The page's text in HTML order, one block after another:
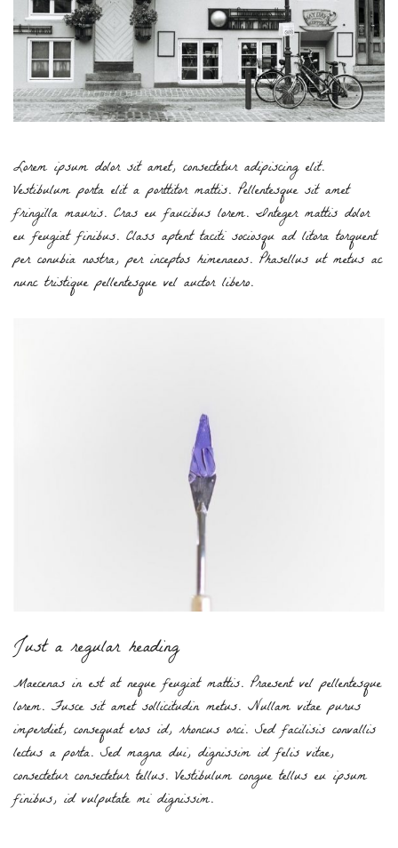
Lorem ipsum dolor sit amet, consectetur adipiscing elit.
Vestibulum porta elit a porttitor mattis. Pellentesque sit amet
fringilla mauris. Cras eu faucibus lorem. Integer mattis dolor
eu feugiat finibus. Class aptent taciti sociosqu ad litora torquent
per conubia nostra, per inceptos himenaeos. Phasellus ut metus ac
nunc tristique pellentesque vel auctor libero.
Just a regular heading
Maecenas in est at neque feugiat mattis. Praesent vel pellentesque
lorem. Fusce sit amet sollicitudin metus. Nullam vitae purus
imperdiet, consequat eros id, rhoncus orci. Sed facilisis convallis
lectus a porta. Sed magna dui, dignissim id felis vitae,
consectetur consectetur tellus. Vestibulum congue tellus eu ipsum
finibus, id vulputate mi dignissim.